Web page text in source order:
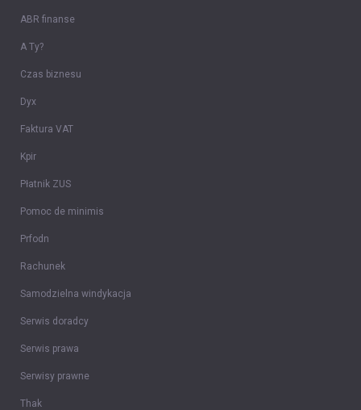
ABR finanse
A Ty?
Czas biznesu
Dyx
Faktura VAT
Kpir
Płatnik ZUS
Pomoc de minimis
Prfodn
Rachunek
Samodzielna windykacja
Serwis doradcy
Serwis prawa
Serwisy prawne
Thak